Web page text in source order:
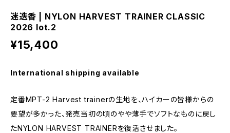
迷迭香 | NYLON HARVEST TRAINER CLASSIC
2026 lot.2
¥15,400
International shipping available
定番MPT-2 Harvest trainerの生地を、ハイカーの皆様からの
要望が多かった、発売当初の頃のやや薄手でソフトなものに戻し
たNYLON HARVEST TRAINERを復活させました。